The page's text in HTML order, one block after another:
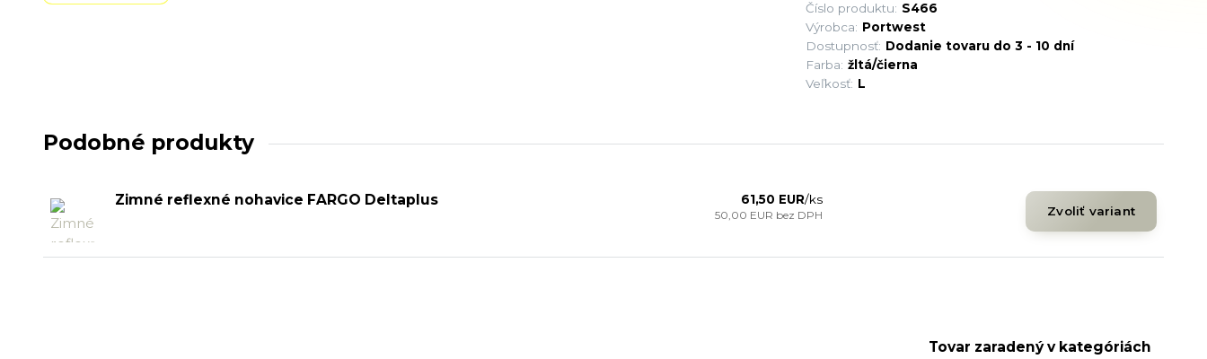
Číslo produktu: S466
Výrobca: Portwest
Dostupnosť: Dodanie tovaru do 3 - 10 dní
Farba: žltá/čierna
Veľkosť: L
Podobné produkty
Zimné reflexné nohavice FARGO Deltaplus 61,50 EUR/ks
50,00 EUR bez DPH Zvoliť variant
Tovar zaradený v kategóriách